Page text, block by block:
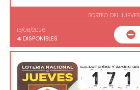
SORTEO DEL JUEVES
13/08/2026
4 DISPONIBLES